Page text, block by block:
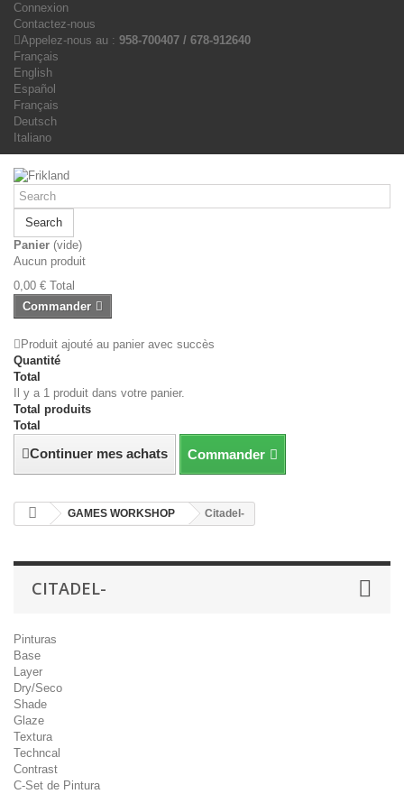
Connexion
Contactez-nous
Appelez-nous au : 958-700407 / 678-912640
Français
English
Español
Français
Deutsch
Italiano
Search
Panier (vide)
Aucun produit
0,00 € Total
Commander
Produit ajouté au panier avec succès
Quantité
Total
Il y a 1 produit dans votre panier.
Total produits
Total
Continuer mes achats Commander
GAMES WORKSHOP Citadel-
CITADEL-
Pinturas
Base
Layer
Dry/Seco
Shade
Glaze
Textura
Techncal
Contrast
C-Set de Pintura